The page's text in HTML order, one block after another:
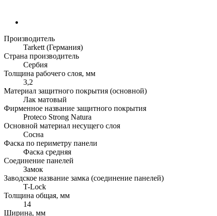
Производитель
Tarkett (Германия)
Страна производитель
Сербия
Толщина рабочего слоя, мм
3,2
Материал защитного покрытия (основной)
Лак матовый
Фирменное название защитного покрытия
Proteco Strong Natura
Основной материал несущего слоя
Сосна
Фаска по периметру панели
Фаска средняя
Соединение панелей
Замок
Заводское название замка (соединение панелей)
T-Lock
Толщина общая, мм
14
Ширина, мм